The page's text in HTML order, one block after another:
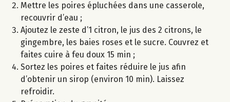
Mettre les poires épluchées dans une casserole,
recouvrir d’eau ;
Ajoutez le zeste d’1 citron, le jus des 2 citrons, le
gingembre, les baies roses et le sucre. Couvrez et
faites cuire à feu doux 15 min ;
Sortez les poires et faites réduire le jus afin
d’obtenir un sirop (environ 10 min). Laissez
refroidir.